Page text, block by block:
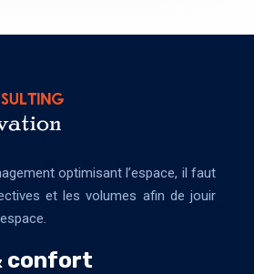
optimisant l’espace, il faut
et les volumes afin de jouir
confort